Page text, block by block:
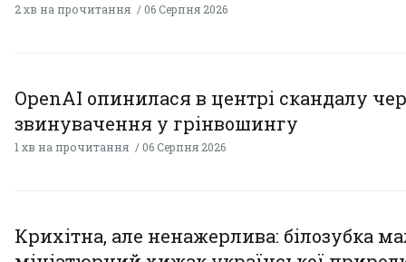
2 хв на прочитання 06 Серпня 2026
OpenAI опинилася в центрі скандалу
звинувачення у грінвошингу
1 хв на прочитання 06 Серпня 2026
Крихітна, але ненажерлива: білозубка